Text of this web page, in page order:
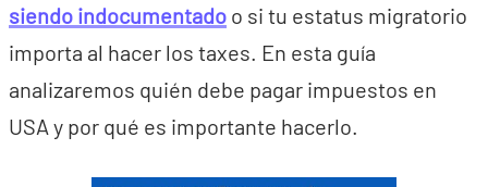
siendo indocumentado o si tu estatus migratorio
importa al hacer los taxes. En esta guía
analizaremos quién debe pagar impuestos en
USA y por qué es importante hacerlo.